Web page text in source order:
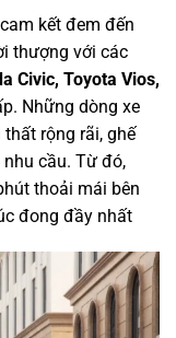
kết đem đến
thượng với các
Civic, Toyota Vios,
Những dòng xe
rộng rãi, ghế
cầu. Từ đó,
thoải mái bên
đong đầy nhất